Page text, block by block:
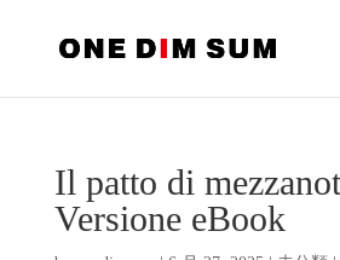
Il patto di
Versione eBook